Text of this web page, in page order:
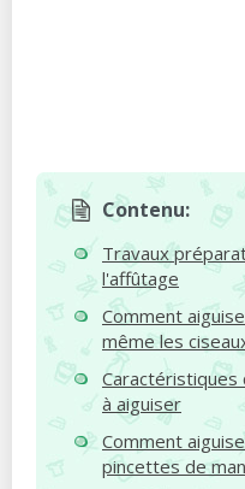
Contenu:
Travaux
l'affûtage
Comment
même les
Caractéristiques
à aiguiser
Comment
pincettes de